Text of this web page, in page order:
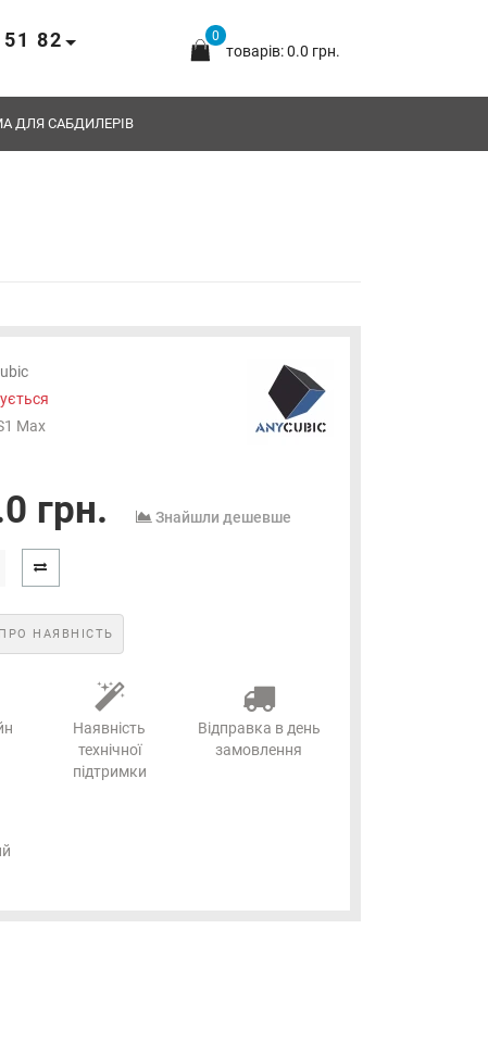
0
товарів: 0.0 грн.
82
ДЛЯ САБДИЛЕРІВ
Max
грн. Знайшли дешевше
НАЯВНІСТЬ
Наявність
технічної
підтримки
Відправка в день
замовлення